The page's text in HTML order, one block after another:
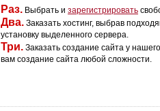
Раз. Выбрать и зарегистрировать
Два. Заказать хостинг, выбрав
установку выделенного сервера.
Три. Заказать создание сайта у
вам создание сайта любой сложности.